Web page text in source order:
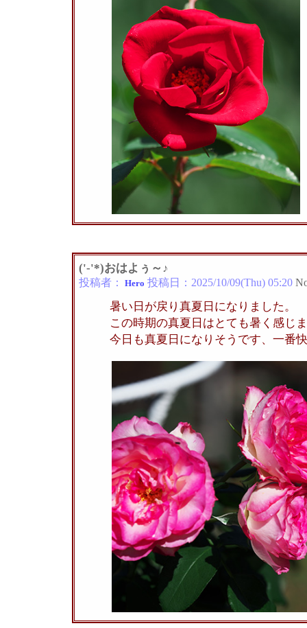
('-'*)おはよぅ～♪
投稿者： Hero 投稿日： 2025/10/09(Thu) 05:20
暑い日が戻り真夏日になりました。
この時期の真夏日はとても暑く感じ
今日も真夏日になりそうです、一番